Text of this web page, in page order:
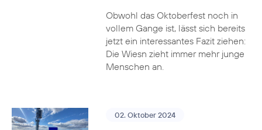
Obwohl das Oktoberfest noch in
vollem Gange ist, lässt sich bereits
jetzt ein interessantes Fazit ziehen:
Die Wiesn zieht immer mehr junge
Menschen an.
02. Oktober 2024